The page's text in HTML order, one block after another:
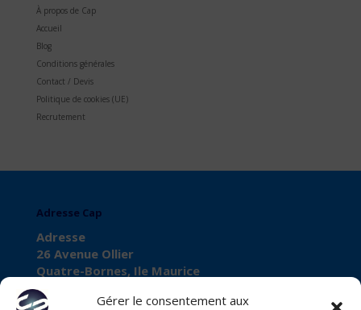
Gérer le consentement aux
À propos de Cap
Accueil
Blog
Conditions générales
Contact / Devis
Politique de cookies (UE)
Recrutement
Adresse Cap
Adresse
26 Avenue Ollier
Quatre-Bornes, Ile Maurice